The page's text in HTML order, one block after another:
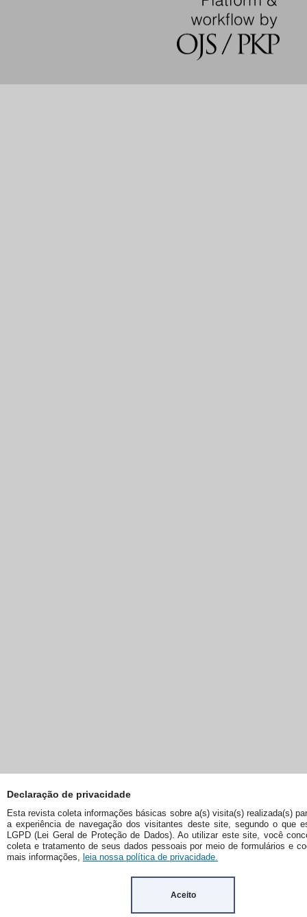
Declaração de privacidade
Esta revista coleta informações básicas sobre a(s) visita(s) realizada(s)
a experiência de navegação dos visitantes deste site, segundo o que
LGPD (Lei Geral de Proteção de Dados). Ao utilizar este site, você
coleta e tratamento de seus dados pessoais por meio de formulários e
mais informações, leia nossa política de privacidade.
Aceito